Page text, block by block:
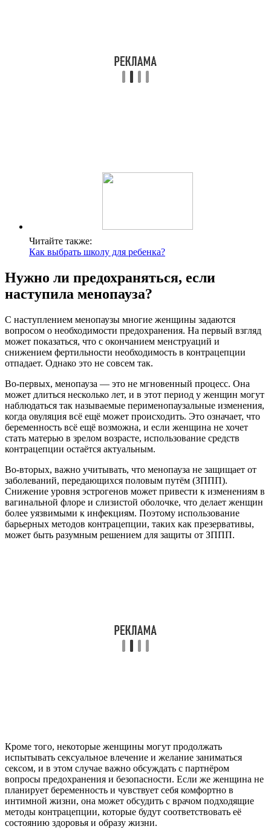
Читайте также:
Как выбрать школу для ребенка?
Нужно ли предохраняться, если
наступила менопауза?
С наступлением менопаузы многие женщины задаются
вопросом о необходимости предохранения. На первый взгляд
может показаться, что с окончанием менструаций и
снижением фертильности необходимость в контрацепции
отпадает. Однако это не совсем так.
Во-первых, менопауза — это не мгновенный процесс. Она
может длиться несколько лет, и в этот период у женщин могут
наблюдаться так называемые перименопаузальные изменения,
когда овуляция всё ещё может происходить. Это означает, что
беременность всё ещё возможна, и если женщина не хочет
стать матерью в зрелом возрасте, использование средств
контрацепции остаётся актуальным.
Во-вторых, важно учитывать, что менопауза не защищает от
заболеваний, передающихся половым путём (ЗППП).
Снижение уровня эстрогенов может привести к изменениям в
вагинальной флоре и слизистой оболочке, что делает женщин
более уязвимыми к инфекциям. Поэтому использование
барьерных методов контрацепции, таких как презервативы,
может быть разумным решением для защиты от ЗППП.
Кроме того, некоторые женщины могут продолжать
испытывать сексуальное влечение и желание заниматься
сексом, и в этом случае важно обсуждать с партнёром
вопросы предохранения и безопасности. Если же женщина не
планирует беременность и чувствует себя комфортно в
интимной жизни, она может обсудить с врачом подходящие
методы контрацепции, которые будут соответствовать её
состоянию здоровья и образу жизни.